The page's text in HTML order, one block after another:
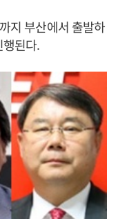
지 부산에서 출발하
된다.